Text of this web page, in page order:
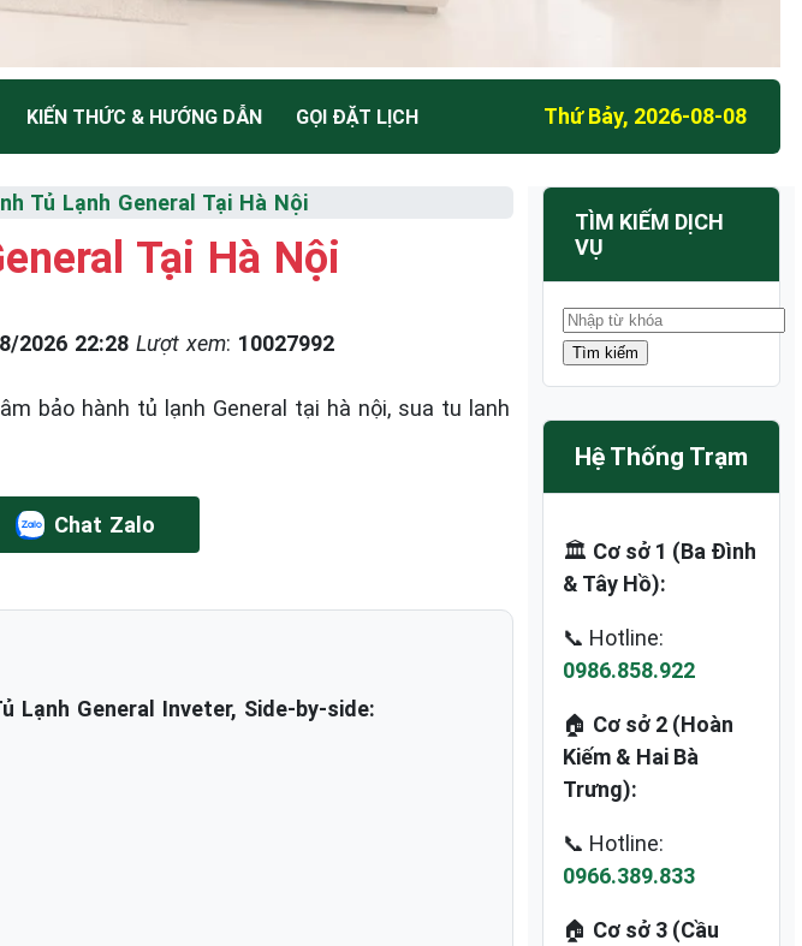
KIẾN THỨC & HƯỚNG DẪN GỌI ĐẶT LỊCH Thứ Bảy, 2026-08-08
Tủ Lạnh General Tại Hà Nội
Tại Hà Nội
2026 22:28 Lượt xem: 10027992
bảo hành tủ lạnh General tại hà nội, sua tu lanh
Chat Zalo
Lạnh General Inveter, Side-by-side:
TÌM KIẾM DỊCH
VỤ
Hệ Thống Trạm
🏛️ Cơ sở 1 (Ba Đình
& Tây Hồ):
📞 Hotline:
0986.858.922
🏠 Cơ sở 2 (Hoàn
Kiếm & Hai Bà
Trưng):
📞 Hotline:
0966.389.833
🏠 Cơ sở 3 (Cầu